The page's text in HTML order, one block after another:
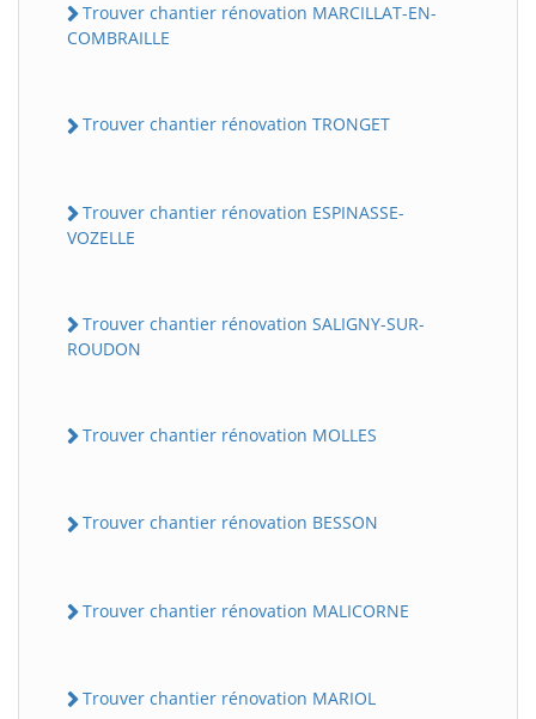
Trouver chantier rénovation MARCILLAT-EN-
COMBRAILLE
Trouver chantier rénovation TRONGET
Trouver chantier rénovation ESPINASSE-
VOZELLE
Trouver chantier rénovation SALIGNY-SUR-
ROUDON
Trouver chantier rénovation MOLLES
Trouver chantier rénovation BESSON
Trouver chantier rénovation MALICORNE
Trouver chantier rénovation MARIOL